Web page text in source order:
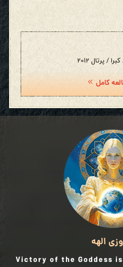
/ پرتال 2012
کامل
الهه
Victory of the Goddess